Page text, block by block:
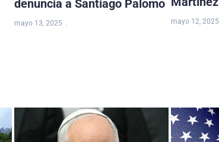
denuncia a Santiago Palomo
mayo 13, 2025 mayo 12, 2025